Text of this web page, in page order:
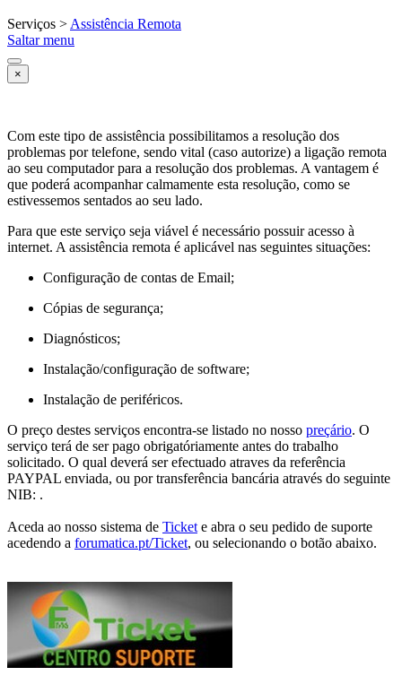
Serviços > Assistência Remota
Saltar menu
×
Com este tipo de assistência possibilitamos a resolução dos
problemas por telefone, sendo vital (caso autorize) a ligação remota
ao seu computador para a resolução dos problemas. A vantagem é
que poderá acompanhar calmamente esta resolução, como se
estivessemos sentados ao seu lado.
Para que este serviço seja viável é necessário possuir acesso à
internet. A assistência remota é aplicável nas seguintes situações:
Configuração de contas de Email;
Cópias de segurança;
Diagnósticos;
Instalação/configuração de software;
Instalação de periféricos.
O preço destes serviços encontra-se listado no nosso preçário. O
serviço terá de ser pago obrigatóriamente antes do trabalho
solicitado. O qual deverá ser efectuado atraves da referência
PAYPAL enviada, ou por transferência bancária através do seguinte
NIB: .
Aceda ao nosso sistema de Ticket e abra o seu pedido de suporte
acedendo a forumatica.pt/Ticket, ou selecionando o botão abaixo.